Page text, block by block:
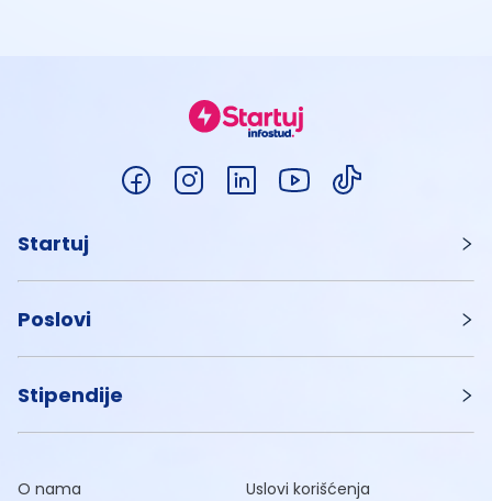
Startuj
Poslovi
Stipendije
O nama Uslovi korišćenja